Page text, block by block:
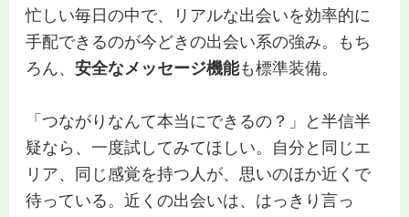
忙しい毎日の中で、リアルな出会いを効率的に
手配できるのが今どきの出会い系の強み。もち
ろん、 安全なメッセージ機能も標準装備。
「つながりなんて本当にできるの？」と半信半
疑なら、一度試してみてほしい。自分と同じエ
リア、同じ感覚を持つ人が、思いのほか近くで
待っている。近くの出会いは、はっきり言っ